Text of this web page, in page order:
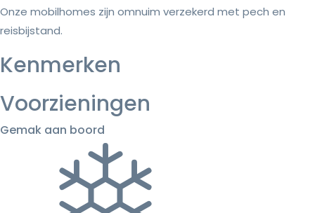
Onze mobilhomes zijn omnuim verzekerd met pech en
reisbijstand.
Kenmerken
Voorzieningen
Gemak aan boord